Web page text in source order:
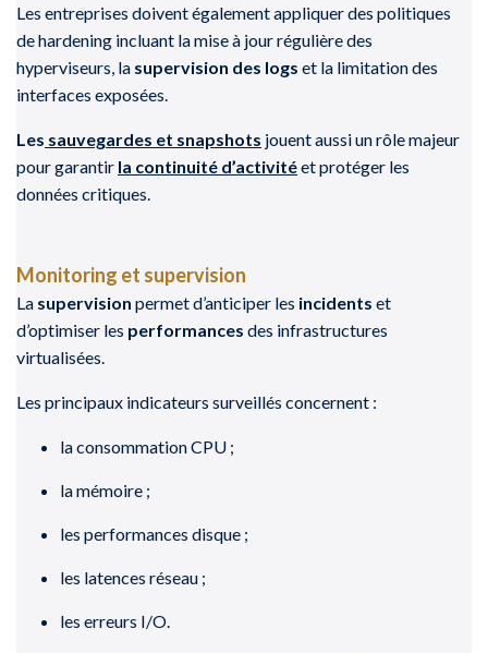
Les entreprises doivent également appliquer des politiques
de hardening incluant la mise à jour régulière des
hyperviseurs, la supervision des logs et la limitation des
interfaces exposées.
Les sauvegardes et snapshots jouent aussi un rôle majeur
pour garantir la continuité d’activitéet protéger les
données critiques.
Monitoring et supervision
La supervision permet d’anticiper les incidents et
d’optimiser les performances des infrastructures
virtualisées.
Les principaux indicateurs surveillés concernent :
la consommation CPU ;
la mémoire ;
les performances disque ;
les latences réseau ;
les erreurs I/O.